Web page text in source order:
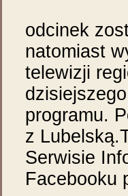
odcinek
natomiast
telewizji
programu.
z
Serwisie
Facebooku